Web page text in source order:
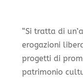
“Si tratta di
erogazioni
progetti di
patrimonio